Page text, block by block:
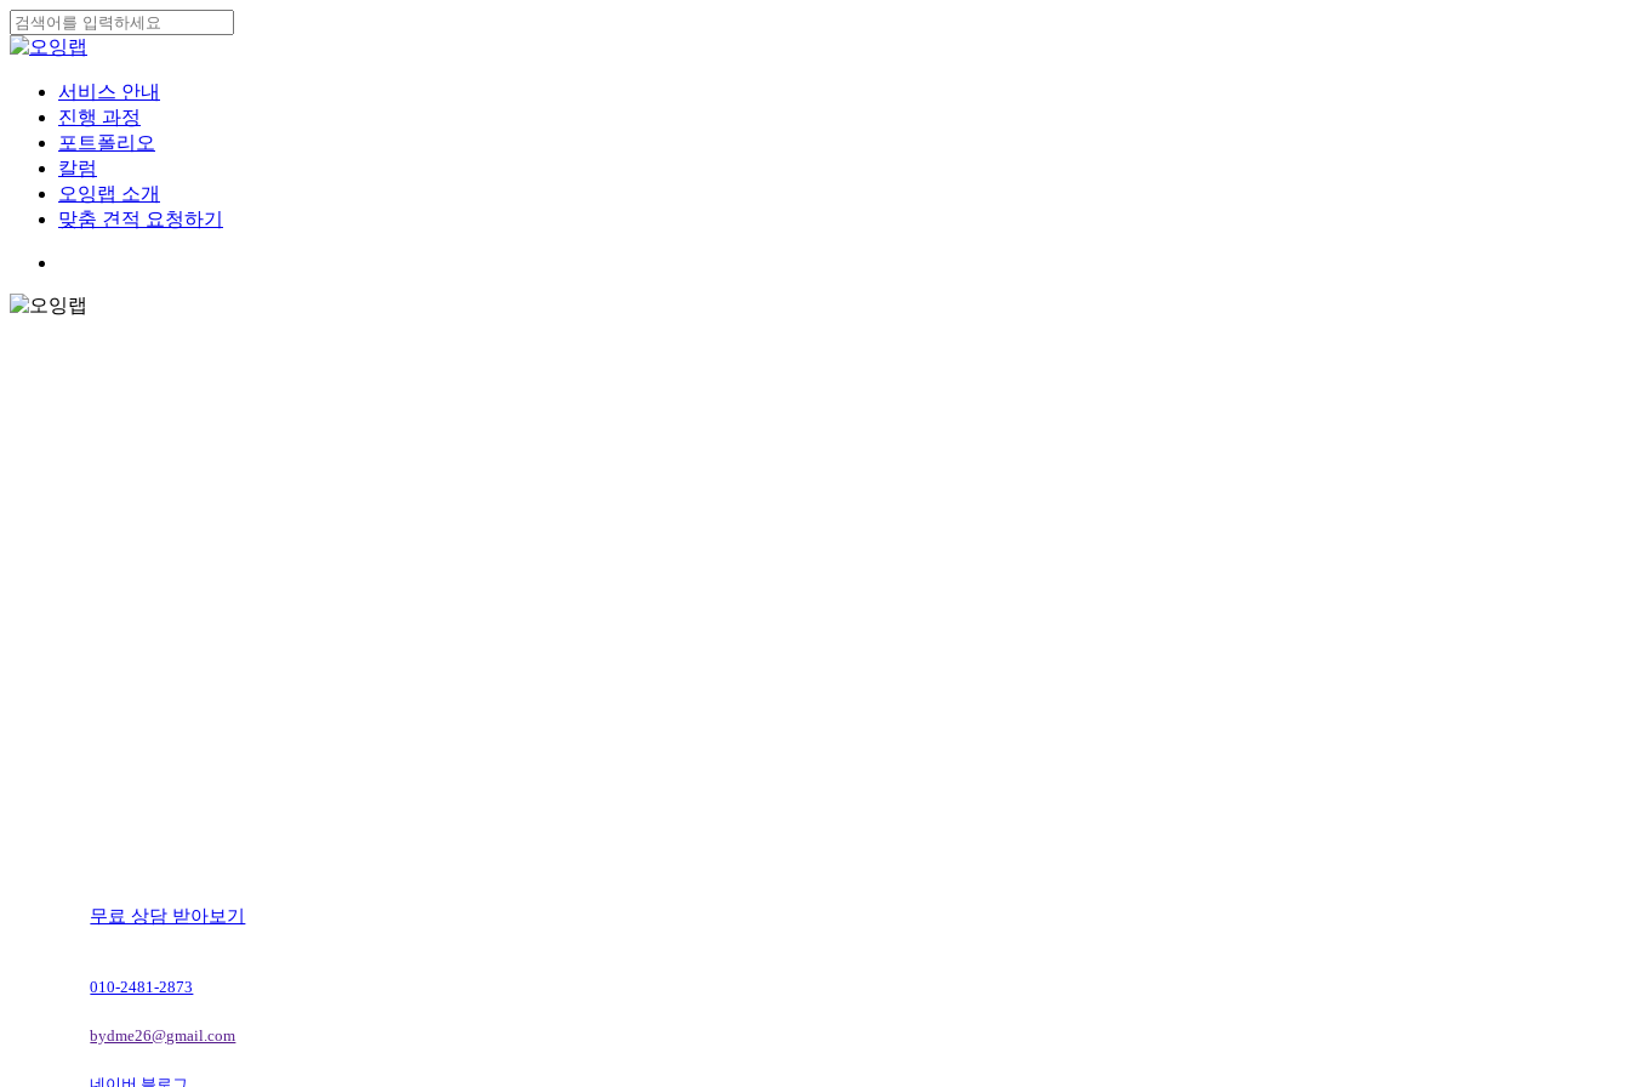
Skip
to
main
content
Close
search
Menu
서비스 안내
진행 과정
포트폴리오
칼럼
오잉랩 소개
맞춤 견적 요청하기
무료 상담 받아보기
010-2481-2873
bydme26@gmail.com